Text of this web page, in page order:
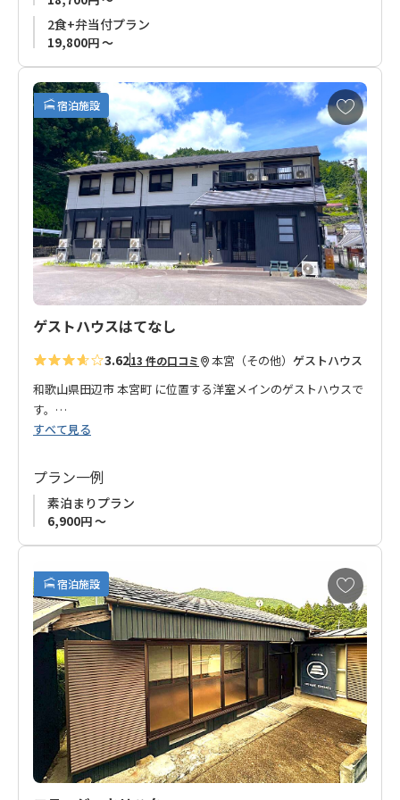
は、農薬不使用の栽培方法で茶葉まで食べられます。
また、管理栄養士の資格を持ち、ハワイで料理修行も経験。
お客様に提供する食事は自家製の野菜も使用したお茶農家なら
ではの体に優しいお茶料理。
ご希望のお客様はお茶の飲み比べも体験いただけます。※ご希
望の方は体験付きプランにてお申込みください。
本宮温泉エリア（湯の峰、川湯、渡瀬）から離れた場所ではあ
りますが、熊野本宮大社までの送迎もありご予約も安心。
熊野古道歩きでお越しのお客さま、田舎暮らしに興味をお持ち
のお客様にもオススメのお宿です。
2食+弁当付プラン
19,800円 ～
宿泊施設
お
気
に
入
り
に
追
加
ゲストハウスはてなし
3.6213 件の口コミ 本宮（その他） ゲストハウス
和歌山県田辺市 本宮町 に位置する洋室メインのゲストハウスで
す。
するお宿です。
オーナーは徒歩圏内で一棟貸切の「
も運営。
ります.
洋室がご希望でしたらこちらの「ゲストハウスはてなし」を、
一棟貸切でゆったりと和室をご希望でしたら「guest house シ
タノイエ」を。お好みに合わせてご予約下さい。
現在「素泊まりプラン」のみの販売ですが、徒歩1分圏内にスー
パーがあり、食事を購入いただけます。
熊野古道歩きはもちろん、ワーケーション等、長期滞在のお客
様にもオススメです。
すべて見る
プラン一例
素泊まりプラン
6,900円 ～
宿泊施設
お
気
に
入
り
に
追
加